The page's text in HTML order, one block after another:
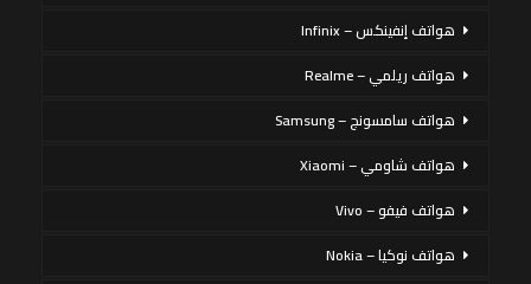
هواتف إنفينكس – Infinix
هواتف ريلمي – Realme
هواتف سامسونج – Samsung
هواتف شاومي – Xiaomi
هواتف فيفو – Vivo
هواتف نوكيا – Nokia